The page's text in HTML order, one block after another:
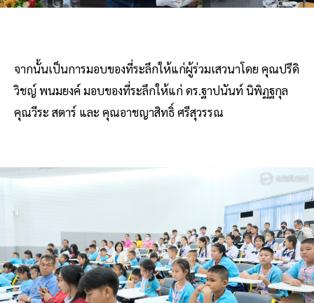
จากนั้นเป็นการมอบของที่ระลึกให้แก่ผู้ร่วมเสวนาโดย คุณปรีดิ
วิชญ์ พนมยงค์ มอบของที่ระลึกให้แก่ ดร.ฐาปนันท์ นิพิฏฐกุล
คุณวีระ สตาร์ และ คุณอาชญาสิทธิ์ ศรีสุวรรณ